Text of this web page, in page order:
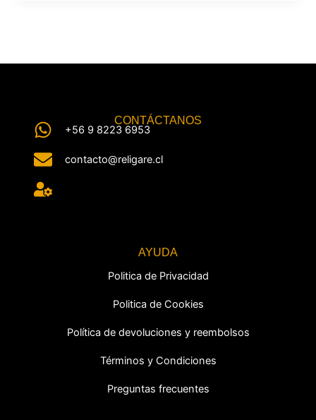
CONTÁCTANOS
+56 9 8223 6953
contacto@religare.cl
AYUDA
Politica de Privacidad
Politica de Cookies
Política de devoluciones y reembolsos
Términos y Condiciones
Preguntas frecuentes